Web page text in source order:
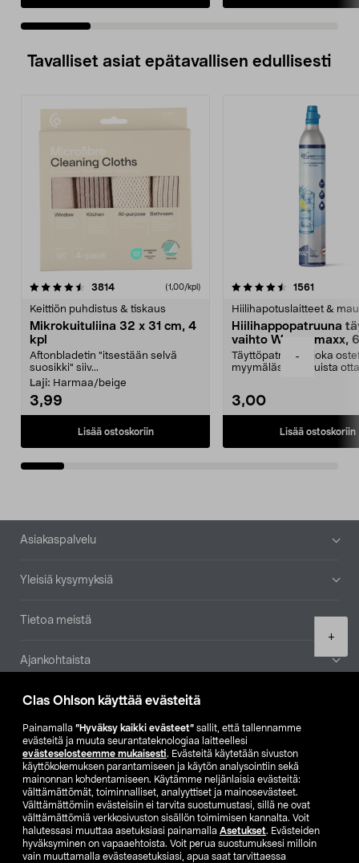
Clas Ohlson käyttää evästeitä
Painamalla ”Hyväksy kaikki evästeet” sallit, että tallennamme
evästeitä ja muuta seurantateknologiaa laitteellesi
evästeselosteemme mukaisesti. Evästeitä käytetään sivuston
käyttökokemuksen parantamiseen ja käytön analysointiin sekä
mainonnan kohdentamiseen. Käytämme neljänlaisia evästeitä:
välttämättömät, toiminnalliset, analyyttiset ja mainosevästeet.
Välttämättömiin evästeisiin ei tarvita suostumustasi, sillä ne ovat
välttämättömiä verkkosivuston sisällön toimimisen kannalta. Voit
halutessasi muuttaa asetuksiasi painamalla Asetukset. Evästeiden
hyväksyminen on vapaaehtoista. Voit perua suostumuksesi milloin
vain muuttamalla evästeasetuksiasi, apua saat tarvittaessa
-
+
Tavalliset asiat epätavallisen edullisesti
3814arvostelut (1,00/kpl)
Keittiön puhdistus & tiskaus
Mikrokuituliina 32 x 31 cm, 4
kpl
Aftonbladetin "itsestään selvä
suosikki" siiv...
Laji: Harmaa/beige
3,99
Lisää ostoskoriin
4.5viidestä
1561
Hiilihapotuslaitteet &
Hiilihappopatruuna
vaihto Wassermaxx,
Täyttöpatruuna, joka
myymälästä – muista
3,00
Lisää ostoskoriin
4.5viidestä
Alatunniste
Asiakaspalvelu
Yleisiä kysymyksiä
Tietoa meistä
Ajankohtaista
Muut yrityksemme
Etsi myymälä
SE NO FI
FI SV